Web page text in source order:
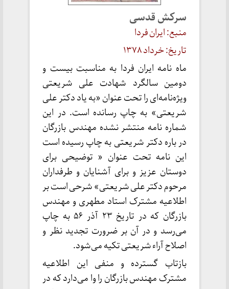
سرکش قدسی
منبع: ایران فردا
تاریخ: خرداد ۱۳۷۸
ماه نامه ایران فردا به مناسبت بیست و
دومین سالگرد شهادت علی شریعتی
ویژه‌نامه‌‌ای را تحت عنوان «به یاد دکتر علی
شریعتی» به چاپ رسانده است. در این
شماره نامه منتشر نشده مهندس بازرگان
در باره دکتر شریعتی به چاپ رسیده است
این نامه تحت عنوان « توضیحی برای
دوستان عزیز و برای آشنایان و طرفداران
مرحوم دکتر علی شریعتی» شرحی است بر
اطلاعیه مشترک استاد مطهری و مهندس
بازرگان که در تاریخ ۲۳ آذر ۵۶ به چاپ
می‌رسد و در آن بر ضرورت تجدید نظر و
اصلاح آراء شریعتی تکیه می‌شود.
بازتاب گسترده و منفی این اطلاعیه
مشترک مهندس بازرگان را وا می‌دارد که در